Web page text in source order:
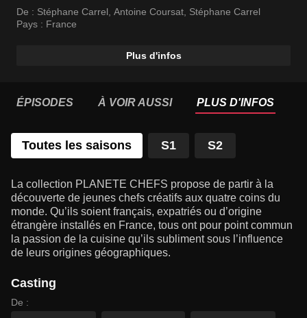
commun la passion de la cuisine qu’ils subliment sous
l’influence de leurs origines géographiques.
De : Stéphane Carrel, Antoine Coursat, Stéphane Carrel
Pays : France
Plus d'infos
ÉPISODES À VOIR AUSSI PLUS D'INFOS
Toutes les saisons S1 S2
La collection PLANETE CHEFS propose de partir à la
découverte de jeunes chefs créatifs aux quatre coins du
monde. Qu’ils soient français, expatriés ou d’origine
étrangère installés en France, tous ont pour point commun
la passion de la cuisine qu’ils subliment sous l’influence
de leurs origines géographiques.
Casting
De :